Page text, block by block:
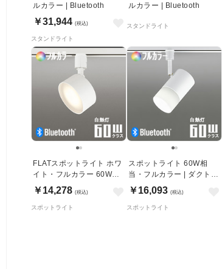
ルカラー | Bluetooth
￥31,944 (税込)
スタンドライト
ルカラー | Bluetooth
スタンドライト
FLATスポットライト ホワ
イト・フルカラー 60W相
当 | ダクトレール用・
Bluetooth
￥14,278 (税込)
スポットライト
スポットライト 60W相
当・フルカラー | ダクトレ
ール用・Bluetooth
￥16,093 (税込)
スポットライト